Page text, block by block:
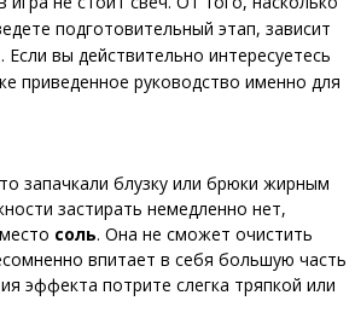
подготовительный этап, зависит
Если вы действительно интересуетесь
приведенное руководство именно для
запачкали блузку или брюки жирным
застирать немедленно нет,
соль. Она не сможет очистить
впитает в себя большую часть
эффекта потрите слегка тряпкой или